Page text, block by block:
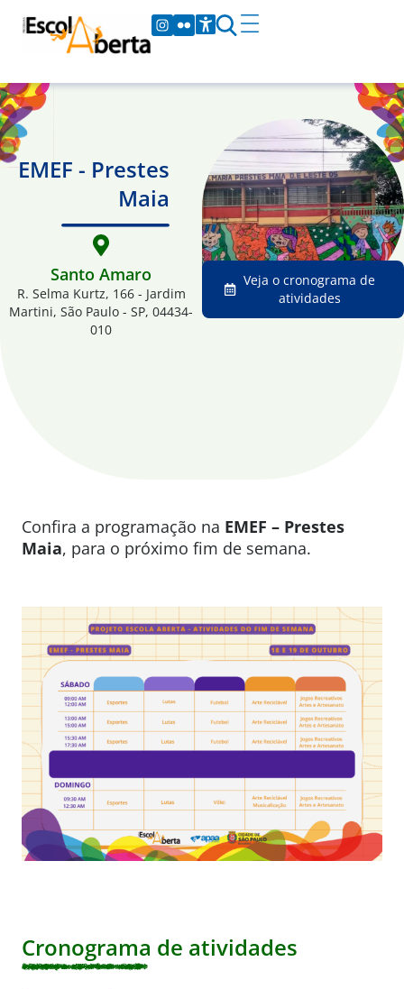
EMEF - Prestes
Maia
Santo Amaro
R. Selma Kurtz, 166 - Jardim
Martini, São Paulo - SP, 04434-
010
Veja o cronograma de
atividades
Confira a programação na EMEF – Prestes
Maia, para o próximo fim de semana.
Cronograma de atividades